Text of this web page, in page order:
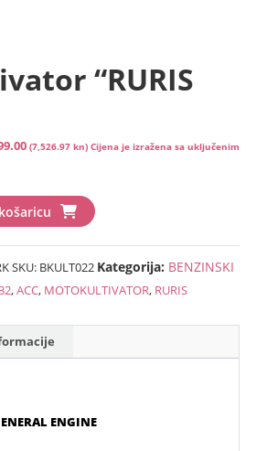
“RURIS
(7,526.97 kn)Trenutna
€999.00
(7,526.97
kn).
Cijena je izražena sa uključenim
SKU: BKULT022 Kategorija: BENZINSKI
,ACC, MOTOKULTIVATOR, RURIS
ENGINE